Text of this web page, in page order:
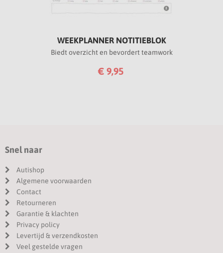
WEEKPLANNER NOTITIEBLOK
Biedt overzicht en bevordert teamwork
€ 9,95
Snel naar
Autishop
Algemene voorwaarden
Contact
Retourneren
Garantie & klachten
Privacy policy
Levertijd & verzendkosten
Veel gestelde vragen